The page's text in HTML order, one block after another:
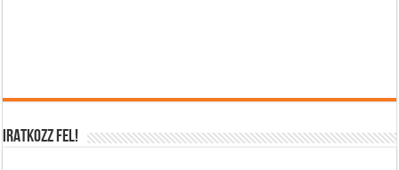
IRATKOZZ FEL!